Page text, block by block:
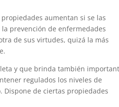
aumentan si se las
prevención de enfermedades
de sus virtudes, quizá la más
y que brinda también
regulados los niveles de
Dispone de ciertas propiedades